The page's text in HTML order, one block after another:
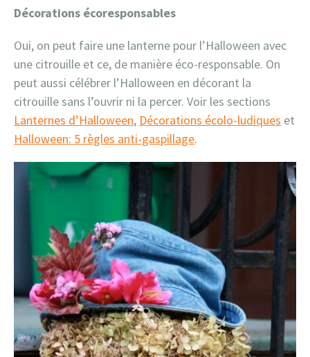
Décorations écoresponsables
Oui, on peut faire une lanterne pour l’Halloween avec
une citrouille et ce, de manière éco-responsable. On
peut aussi célébrer l’Halloween en décorant la
citrouille sans l’ouvrir ni la percer. Voir les sections
Lanternes d’Halloween, Décorations écolo-ludiques et
Halloween: 5 règles anti-gaspillage.